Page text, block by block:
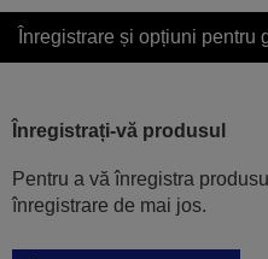
Înregistrare și opțiuni pentru
Înregistrați-vă produsul
Pentru a vă înregistra
înregistrare de mai jos.